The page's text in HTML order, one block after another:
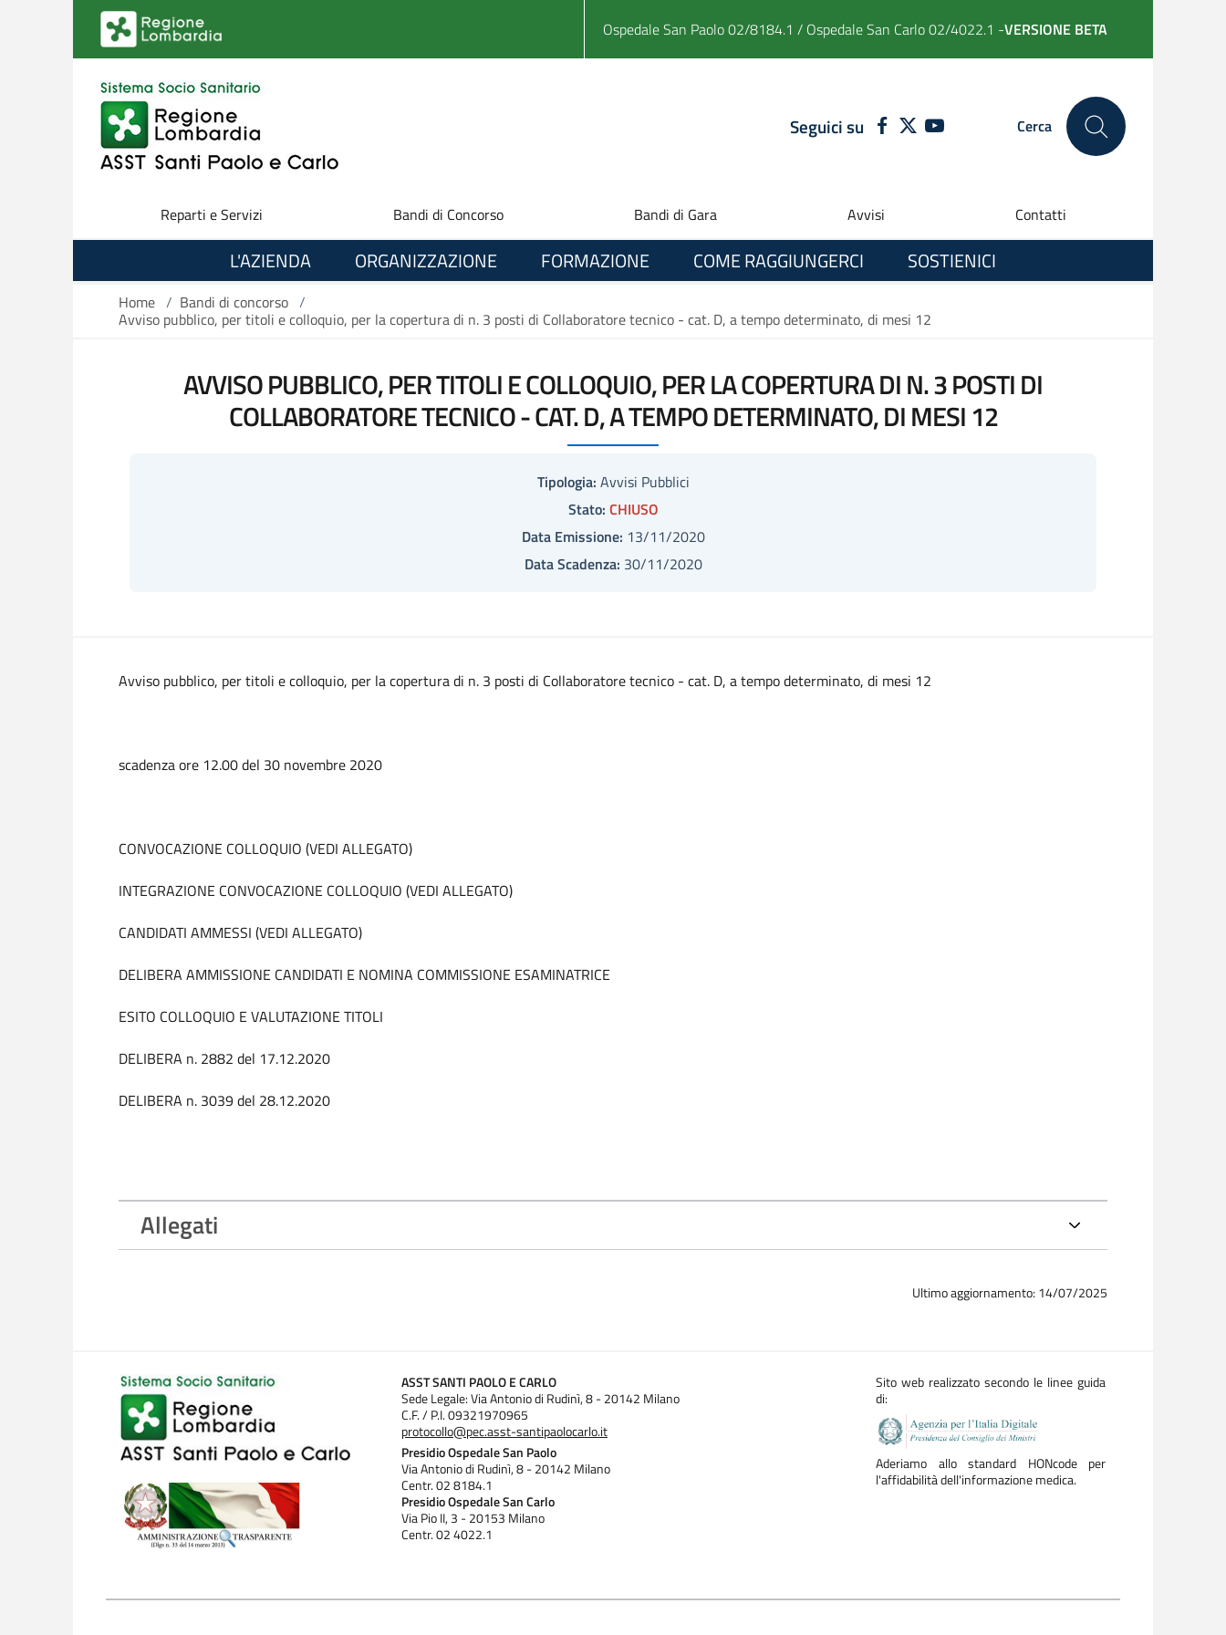
Salta al contenuto principale
Ospedale San Paolo 02/8184.1 / Ospedale San Carlo 02/4022.1 -VERSIONE BETA
Seguici suFACEBOOK
TWITTERYOUTUBE Cerca
Reparti e Servizi Bandi di Concorso Bandi di Gara Avvisi Contatti
L'AZIENDA ORGANIZZAZIONE FORMAZIONE COME RAGGIUNGERCI SOSTIENICI
Home / Bandi di concorso /
Avviso pubblico, per titoli e colloquio, per la copertura di n. 3 posti di Collaboratore tecnico - cat. D, a tempo determinato, di mesi 12
AVVISO PUBBLICO, PER TITOLI E COLLOQUIO, PER LA COPERTURA DI N. 3 POSTI DI
COLLABORATORE TECNICO - CAT. D, A TEMPO DETERMINATO, DI MESI 12
Tipologia: Avvisi Pubblici
Stato: CHIUSO
Data Emissione: 13/11/2020
Data Scadenza: 30/11/2020
Avviso pubblico, per titoli e colloquio, per la copertura di n. 3 posti di Collaboratore tecnico - cat. D, a tempo determinato, di mesi 12
scadenza ore 12.00 del 30 novembre 2020
CONVOCAZIONE COLLOQUIO (VEDI ALLEGATO)
INTEGRAZIONE CONVOCAZIONE COLLOQUIO (VEDI ALLEGATO)
CANDIDATI AMMESSI (VEDI ALLEGATO)
DELIBERA AMMISSIONE CANDIDATI E NOMINA COMMISSIONE ESAMINATRICE
ESITO COLLOQUIO E VALUTAZIONE TITOLI
DELIBERA n. 2882 del 17.12.2020
DELIBERA n. 3039 del 28.12.2020
Allegati
Ultimo aggiornamento: 14/07/2025
ASST SANTI PAOLO E CARLO
Sede Legale: Via Antonio di Rudinì, 8 - 20142 Milano
C.F. / P.I. 09321970965
protocollo@pec.asst-santipaolocarlo.it
Presidio Ospedale San Paolo
Via Antonio di Rudinì, 8 - 20142 Milano
Centr. 02 8184.1
Presidio Ospedale San Carlo
Via Pio II, 3 - 20153 Milano
Centr. 02 4022.1
Sito web realizzato secondo le linee guida
di:
Aderiamo allo standard HONcode per
l'affidabilità dell'informazione medica.